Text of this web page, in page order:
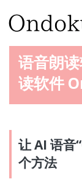
语音朗
读软件
让 AI 语音
个方法